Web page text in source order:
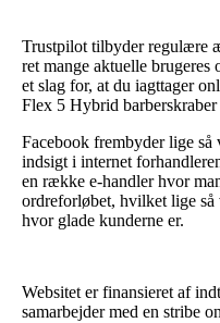
Trustpilot tilbyder regulære
ret mange aktuelle brugeres
et slag for, at du iagttager
Flex 5 Hybrid
Facebook frembyder lige
indsigt i internet
en række e-handler hvor
ordreforløbet, hvilket lige
hvor glade kunderne er.
Websitet er finansieret af
samarbejder med en stribe